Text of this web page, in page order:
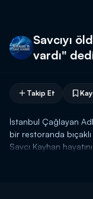
Savcıyı
vardı"
Takip Et
İstanbul Çağlayan
bir restoranda
Savcı Kayhan
Kanal D Haber,